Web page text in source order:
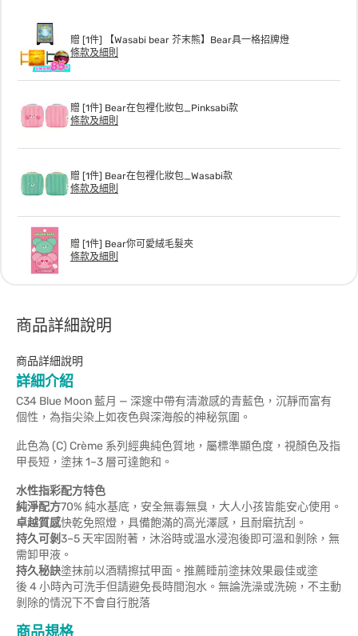
贈 [1件] 【Wasabi bear 芥末熊】Bear具一格招牌燈
條款及細則
贈 [1件] Bear在包裡化妝包_Pinksabi款
條款及細則
贈 [1件] Bear在包裡化妝包_Wasabi款
條款及細則
贈 [1件] Bear你可愛絨毛髮夾
條款及細則
商品詳細說明
商品詳細說明
詳細介紹
C34 Blue Moon 藍月 — 深邃中帶有清澈感的青藍色，沉靜而富有
個性，為指尖染上如夜色與深海般的神秘氛圍。
此色為 (C) Crème 系列經典純色質地，屬標準顯色度，視顏色及指
甲長短，塗抹 1–3 層可達飽和。
水性指彩配方特色
純淨配方70% 純水基底，安全無毒無臭，大人小孩皆能安心使用。
卓越質感快乾免照燈，具備飽滿的高光澤感，且耐磨抗刮。
持久可剝3–5 天牢固附著，沐浴時或溫水浸泡後即可溫和剝除，無
需卸甲液。
持久秘訣塗抹前以酒精擦拭甲面。推薦睡前塗抹效果最佳或塗
後 4 小時內可洗手但請避免長時間泡水。無論洗澡或洗碗，不主動
剝除的情況下不會自行脫落
商品規格